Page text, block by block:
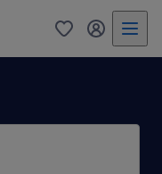
0 my